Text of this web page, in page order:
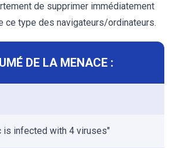
de supprimer immédiatement
ce type des navigateurs/ordinateurs.
DE LA MENACE :
is infected with 4 viruses"